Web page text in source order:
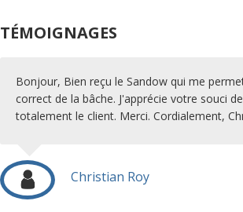
TÉMOIGNAGES
Bonjour, Bien reçu le Sandow qui me
correct de la bâche. J'apprécie votre souci
totalement le client. Merci. Cordialement,
Christian Roy